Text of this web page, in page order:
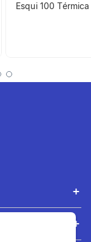
em espuma.
Esqui 100